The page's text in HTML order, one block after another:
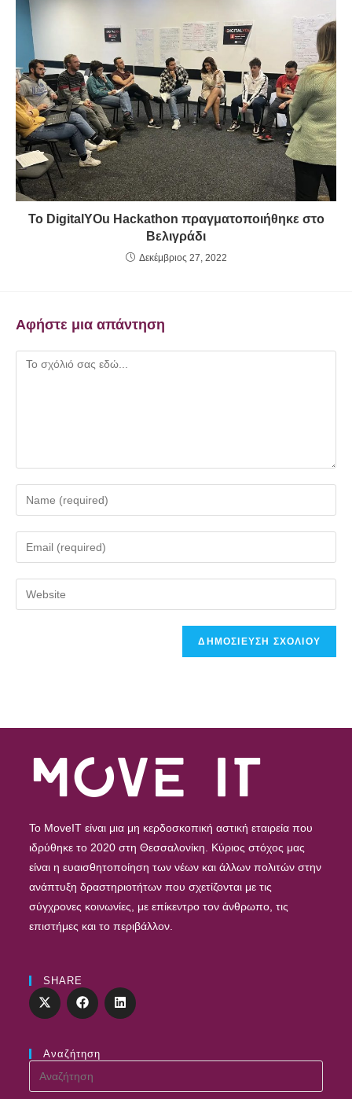
Το DigitalYOu Hackathon πραγματοποιήθηκε στο
Βελιγράδι
Δεκέμβριος 27, 2022
Αφήστε μια απάντηση
To MoveIT είναι μια μη κερδοσκοπική αστική εταιρεία που
ιδρύθηκε το 2020 στη Θεσσαλονίκη. Κύριος στόχος μας
είναι η ευαισθητοποίηση των νέων και άλλων πολιτών στην
ανάπτυξη δραστηριοτήτων που σχετίζονται με τις
σύγχρονες κοινωνίες, με επίκεντρο τον άνθρωπο, τις
επιστήμες και το περιβάλλον.
SHARE
Αναζήτηση